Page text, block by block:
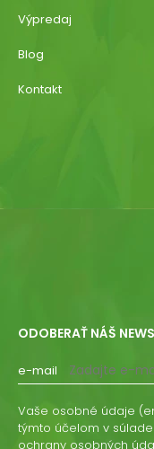
Výpredaj
Blog
Kontakt
ODOBERAŤ NÁŠ
e-mail
Vaše osobné údaje
týmto účelom v
ochrany osobných